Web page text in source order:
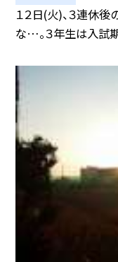
１２日(火)、３連休
な…。３年生は入試